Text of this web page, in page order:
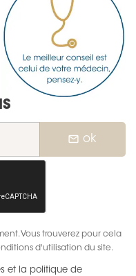
mail_outline ok
Vous trouverez pour cela
d'utilisation du site.
et la politique de